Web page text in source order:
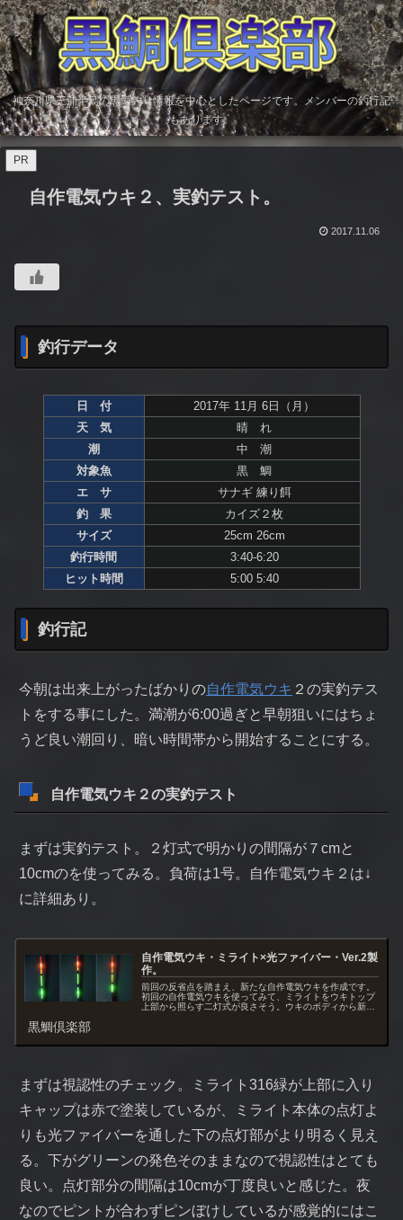
神奈川県三浦半島の黒鯛釣り情報を中心としたページです。メンバーの釣行記
もあります。
PR
自作電気ウキ２、実釣テスト。
2017.11.06
釣行データ
日 付
2017年 11月 6日（月）
天 気
晴 れ
潮
中 潮
対象魚
黒 鯛
エ サ
サナギ 練り餌
釣 果
カイズ２枚
サイズ
25cm 26cm
釣行時間
3:40-6:20
ヒット時間
5:00 5:40
釣行記
今朝は出来上がったばかりの自作電気ウキ ２の実釣テス
トをする事にした。満潮が6:00過ぎと早朝狙いにはちょ
うど良い潮回り、暗い時間帯から開始することにする。
自作電気ウキ２の実釣テスト
まずは実釣テスト。２灯式で明かりの間隔が７cmと
10cmのを使ってみる。負荷は1号。自作電気ウキ２は↓
に詳細あり。
自作電気ウキ・ミライト×光ファイバー・Ver.2製
作。
前回の反省点を踏まえ、新たな自作電気ウキを作成です。
初回の自作電気ウキを使ってみて、ミライトをウキトップ
上部から照らす二灯式が良さそう。ウキのボディから新た
黒鯛倶楽部
まずは視認性のチェック。ミライト316緑が上部に入り
キャップは赤で塗装しているが、ミライト本体の点灯よ
りも光ファイバーを通した下の点灯部がより明るく見え
る。下がグリーンの発色そのままなので視認性はとても
良い。点灯部分の間隔は10cmが丁度良いと感じた。夜
なのでピントが合わずピンぼけしているが感覚的にはこ